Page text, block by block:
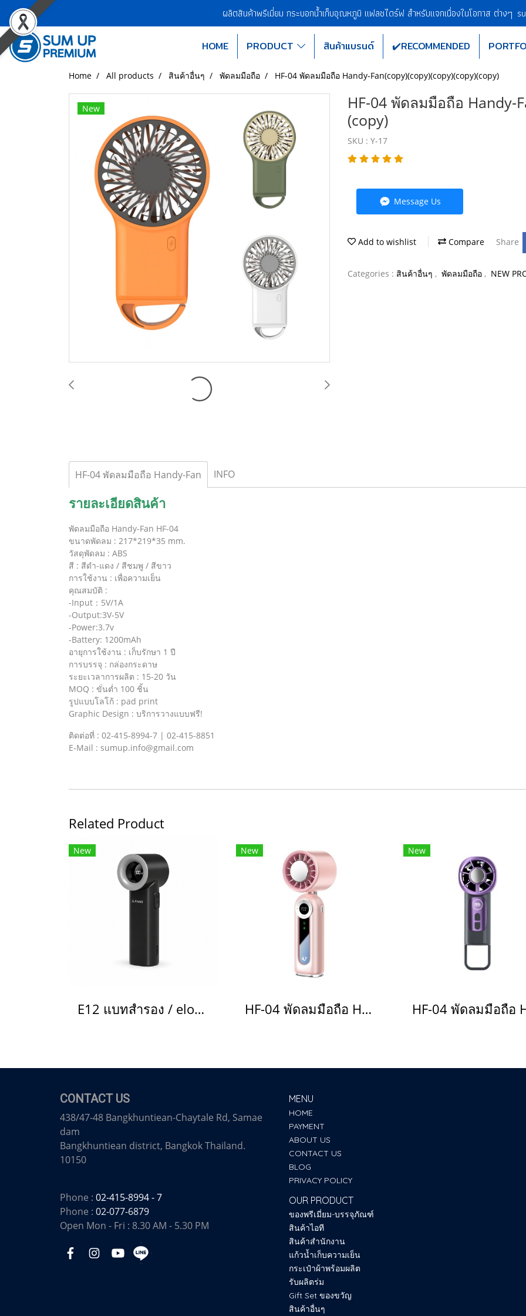
ผลิตสินค้าพรีเมี่ยม กระบอกน้ำเก็บอุณหภูมิ แฟลชไดร์ฟ สำหรับแจกเนื่องในโอกาส ต่างๆ
HOME PRODUCT สินค้าแบรนด์ ✔️RECOMMENDED
Home All products สินค้าอื่นๆ พัดลมมือถือ HF-04 พัดลมมือถือ Handy-Fan(copy)(copy)(copy)(copy)(copy)
New
HF-04 พัดลมมือถือ Handy-
(copy)
SKU : Y-17
Message Us
Add to wishlist Compare Share
Categories : สินค้าอื่นๆ , พัดลมมือถือ , NEW
HF-04 พัดลมมือถือ Handy-Fan INFO
รายละเอียดสินค้า
พัดลมมือถือ Handy-Fan HF-04
ขนาดพัดลม : 217*219*35 mm.
วัสดุพัดลม : ABS
สี : สีดำ-แดง / สีชมพู / สีขาว
การใช้งาน : เพื่อความเย็น
คุณสมบัติ :
-Input：5V/1A
-Output:3V-5V
-Power:3.7v
-Battery: 1200mAh
อายุการใช้งาน : เก็บรักษา 1 ปี
การบรรจุ : กล่องกระดาษ
ระยะเวลาการผลิต : 15-20 วัน
MOQ : ขั่นต่ำ 100 ชิ้น
รูปแบบโลโก้ : pad print
Graphic Design : บริการวางแบบฟรี!
ติดต่อที่ : 02-415-8994-7 | 02-415-8851
E-Mail : sumup.info@gmail.com
Related Product
New
E12 แบทสำรอง / eloop power bank(copy)(copy)(copy)(copy)(copy)(copy)(copy)(copy)(copy)(copy)(copy)(copy)(copy)(copy)(copy)(copy)(copy)(copy)(copy)(copy)(copy)(copy)(copy)(copy)(copy)(copy)(copy)(copy)(copy)
New
HF-04 พัดลมมือถือ Handy-Fan(copy)(copy)(copy)(copy)(copy)(copy)
New
CONTACT US
438/47-48 Bangkhuntiean-Chaytale Rd, Samae
dam
Bangkhuntiean district, Bangkok Thailand.
10150
Phone : 02-415-8994 - 7
Phone : 02-077-6879
Open Mon - Fri : 8.30 AM - 5.30 PM
MENU
HOME
PAYMENT
ABOUT US
CONTACT US
BLOG
PRIVACY POLICY
OUR PRODUCT
ของพรีเมี่ยม-บรรจุภัณฑ์
สินค้าไอที
สินค้าสำนักงาน
แก้วน้ำเก็บความเย็น
กระเป๋าผ้าพร้อมผลิต
รับผลิตร่ม
Gift Set ของขวัญ
สินค้าอื่นๆ